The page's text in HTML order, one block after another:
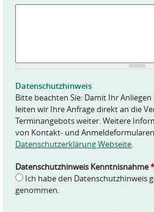
*
Datenschutzhinweis
Bitte beachten Sie: Damit Ihr
leiten wir Ihre Anfrage direkt an die
Terminangebots weiter. Weitere
von Kontakt- und
Datenschutzerklärung Webseite
Datenschutzhinweis Kenntnisnahme*
Ich habe den Datenschutzhinweis
genommen.